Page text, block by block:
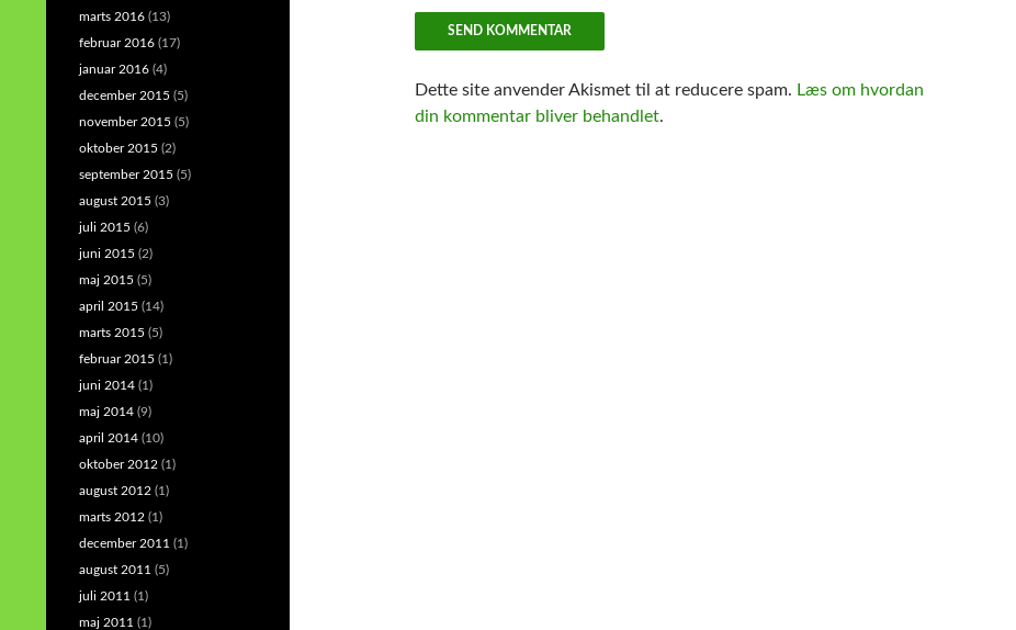
Dette site anvender Akismet til at reducere spam. Læs om hvordan
din kommentar bliver behandlet.
marts 2016 (13)
februar 2016 (17)
januar 2016 (4)
december 2015 (5)
november 2015 (5)
oktober 2015 (2)
september 2015 (5)
august 2015 (3)
juli 2015 (6)
juni 2015 (2)
maj 2015 (5)
april 2015 (14)
marts 2015 (5)
februar 2015 (1)
juni 2014 (1)
maj 2014 (9)
april 2014 (10)
oktober 2012 (1)
august 2012 (1)
marts 2012 (1)
december 2011 (1)
august 2011 (5)
juli 2011 (1)
maj 2011 (1)